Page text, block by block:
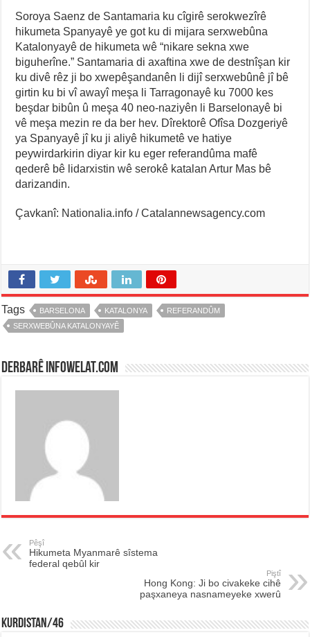
Soroya Saenz de Santamaria ku cîgirê serokwezîrê
hikumeta Spanyayê ye got ku di mijara serxwebûna
Katalonyayê de hikumeta wê “nikare sekna xwe
biguherîne.” Santamaria di axaftina xwe de destnîşan kir
ku divê rêz ji bo xwepêşandanên li dijî serxwebûnê jî bê
girtin ku bi vî awayî meşa li Tarragonayê ku 7000 kes
beşdar bibûn û meşa 40 neo-naziyên li Barselonayê bi
vê meşa mezin re da ber hev. Dîrektorê Ofîsa Dozgeriyê
ya Spanyayê jî ku ji aliyê hikumetê ve hatiye
peywirdarkirin diyar kir ku eger referandûma mafê
qederê bê lidarxistin wê serokê katalan Artur Mas bê
darizandin.
Çavkanî: Nationalia.info / Catalannewsagency.com
Tags BARSELONA KATALONYA
REFERANDÛM
SERXWEBÛNA KATALONYAYÊ
Derbarê infowelat.com
Pêşî
Hikumeta Myanmarê sîstema
federal qebûl kir
Piştî
Hong Kong: Ji bo civakeke cihê
paşxaneya nasnameyeke xwerû
KURDISTAN/46